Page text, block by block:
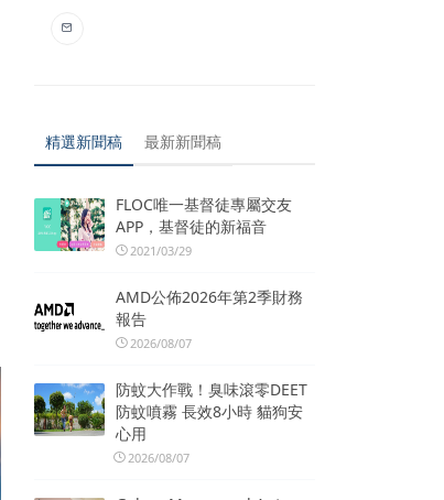
精選新聞稿 最新新聞稿
FLOC唯一基督徒專屬交友
APP，基督徒的新福音
2021/03/29
AMD公佈2026年第2季財務
報告
2026/08/07
防蚊大作戰！臭味滾零DEET
防蚊噴霧 長效8小時 貓狗安
心用
2026/08/07